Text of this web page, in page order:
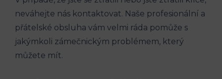
neváhejte nás kontaktovat. Naše profesionální a
přátelské obsluha vám velmi ráda pomůže s
jakýmkoli zámečnickým problémem, který
můžete mít.